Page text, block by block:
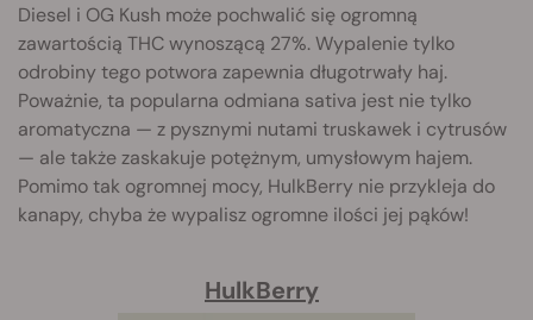
Diesel i OG Kush może pochwalić się ogromną
zawartością THC wynoszącą 27%. Wypalenie tylko
odrobiny tego potwora zapewnia długotrwały haj.
Poważnie, ta popularna odmiana sativa jest nie tylko
aromatyczna — z pysznymi nutami truskawek i cytrusów
— ale także zaskakuje potężnym, umysłowym hajem.
Pomimo tak ogromnej mocy, HulkBerry nie przykleja do
kanapy, chyba że wypalisz ogromne ilości jej pąków!
HulkBerry